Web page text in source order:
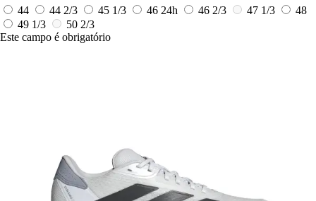
44
44 2/3 45 1/3 46 24h 46 2/3 47 1/3
48
49 1/3
50 2/3
Este campo é obrigatório